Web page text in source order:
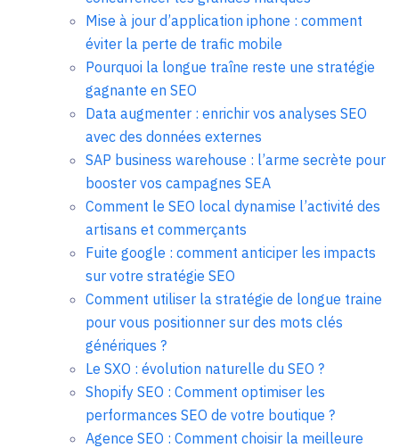
Mise à jour d’application iphone : comment
éviter la perte de trafic mobile
Pourquoi la longue traîne reste une stratégie
gagnante en SEO
Data augmenter : enrichir vos analyses SEO
avec des données externes
SAP business warehouse : l’arme secrète pour
booster vos campagnes SEA
Comment le SEO local dynamise l’activité des
artisans et commerçants
Fuite google : comment anticiper les impacts
sur votre stratégie SEO
Comment utiliser la stratégie de longue traine
pour vous positionner sur des mots clés
génériques ?
Le SXO : évolution naturelle du SEO ?
Shopify SEO : Comment optimiser les
performances SEO de votre boutique ?
Agence SEO : Comment choisir la meilleure